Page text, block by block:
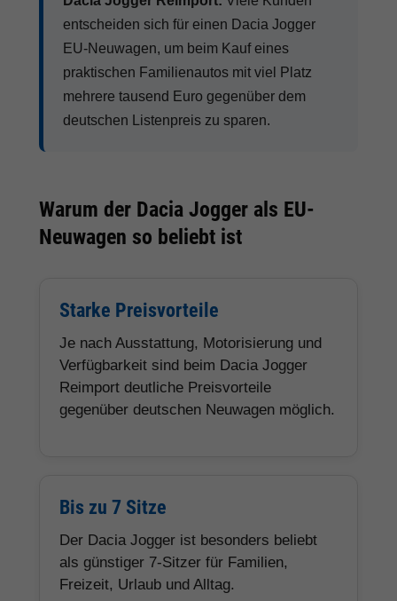
entscheiden sich für einen Dacia Jogger
EU-Neuwagen, um beim Kauf eines
praktischen Familienautos mit viel Platz
mehrere tausend Euro gegenüber dem
deutschen Listenpreis zu sparen.
Warum der Dacia Jogger als EU-
Neuwagen so beliebt ist
Starke Preisvorteile
Je nach Ausstattung, Motorisierung und
Verfügbarkeit sind beim Dacia Jogger
Reimport deutliche Preisvorteile
gegenüber deutschen Neuwagen möglich.
Bis zu 7 Sitze
Der Dacia Jogger ist besonders beliebt
als günstiger 7-Sitzer für Familien,
Freizeit, Urlaub und Alltag.